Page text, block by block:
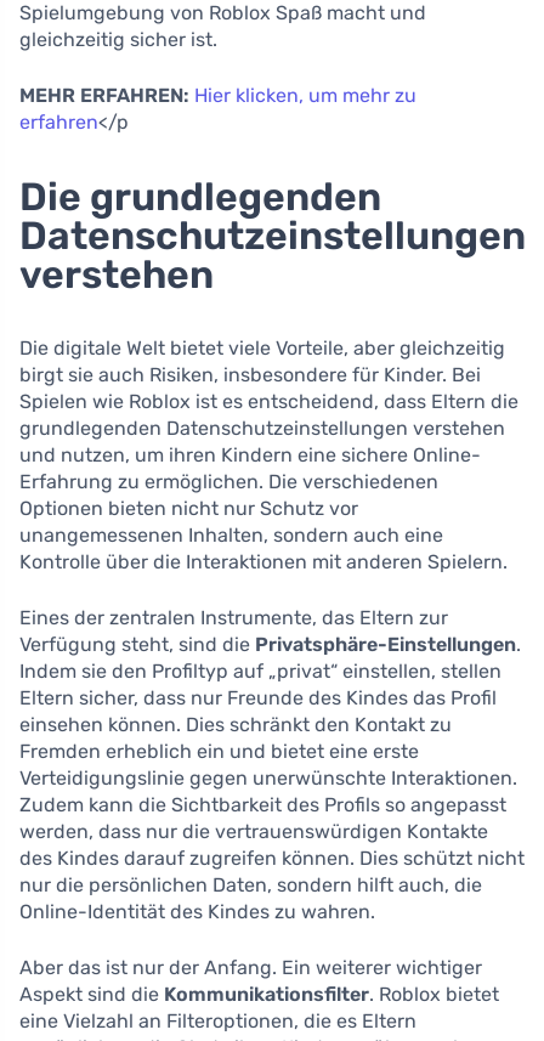
Spielumgebung von Roblox Spaß macht und
gleichzeitig sicher ist.
MEHR ERFAHREN: Hier klicken, um mehr zu
erfahren</p
Die grundlegenden
Datenschutzeinstellungen
verstehen
Die digitale Welt bietet viele Vorteile, aber gleichzeitig
birgt sie auch Risiken, insbesondere für Kinder. Bei
Spielen wie Roblox ist es entscheidend, dass Eltern die
grundlegenden Datenschutzeinstellungen verstehen
und nutzen, um ihren Kindern eine sichere Online-
Erfahrung zu ermöglichen. Die verschiedenen
Optionen bieten nicht nur Schutz vor
unangemessenen Inhalten, sondern auch eine
Kontrolle über die Interaktionen mit anderen Spielern.
Eines der zentralen Instrumente, das Eltern zur
Verfügung steht, sind die Privatsphäre-Einstellungen.
Indem sie den Profiltyp auf „privat“ einstellen, stellen
Eltern sicher, dass nur Freunde des Kindes das Profil
einsehen können. Dies schränkt den Kontakt zu
Fremden erheblich ein und bietet eine erste
Verteidigungslinie gegen unerwünschte Interaktionen.
Zudem kann die Sichtbarkeit des Profils so angepasst
werden, dass nur die vertrauenswürdigen Kontakte
des Kindes darauf zugreifen können. Dies schützt nicht
nur die persönlichen Daten, sondern hilft auch, die
Online-Identität des Kindes zu wahren.
Aber das ist nur der Anfang. Ein weiterer wichtiger
Aspekt sind die Kommunikationsfilter. Roblox bietet
eine Vielzahl an Filteroptionen, die es Eltern